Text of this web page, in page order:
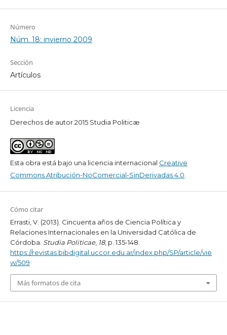
Número
Núm. 18: invierno 2009
Sección
Artículos
Licencia
Derechos de autor 2015 Studia Politicæ
Esta obra está bajo una licencia internacional Creative
Commons Atribución-NoComercial-SinDerivadas 4.0
Cómo citar
Errasti, V. (2013). Cincuenta años de Ciencia Política y
Relaciones Internacionales en la Universidad Católica de
Córdoba. Studia Politicae, 18, p. 135-148.
https://revistas.bibdigital.uccor.edu.ar/index.php/SP/article/vie
w/509
Más formatos de cita